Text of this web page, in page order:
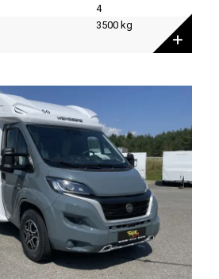
4
3500 kg